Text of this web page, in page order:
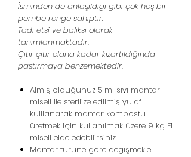
İsminden de anlaşıldığı gibi çok hoş bir
pembe renge sahiptir.
Tadı etsi ve balıksı olarak
tanımlanmaktadır.
Çıtır çıtır olana kadar kızartıldığında
pastırmaya benzemektedir.
Almış olduğunuz 5 ml sıvı mantar
miseli ile sterilize edilmiş yulaf
kulllanarak mantar kompostu
üretmek için kullanılmak üzere 9 kg F1
miseli elde edebilirsiniz.
Mantar türüne göre değişmekle